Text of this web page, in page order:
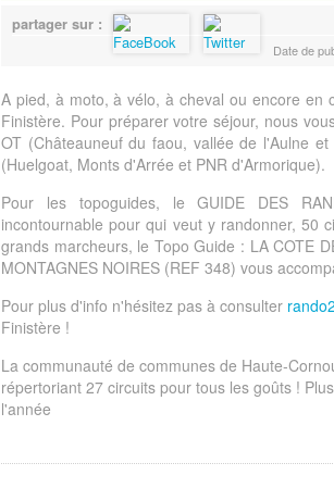
partager sur :
Date de
A pied, à moto, à vélo, à cheval ou encore en
Finistère. Pour préparer votre séjour, nous
OT (Châteauneuf du faou, vallée de l'Aulne
(Huelgoat, Monts d'Arrée et PNR d'Armorique).
Pour les topoguides, le GUIDE DES
incontournable pour qui veut y randonner, 50
grands marcheurs, le Topo Guide : LA COTE
MONTAGNES NOIRES (REF 348) vous
Pour plus d'info n'hésitez pas à consulter
Finistère !
La communauté de communes de Haute-
répertoriant 27 circuits pour tous les goûts !
l'année